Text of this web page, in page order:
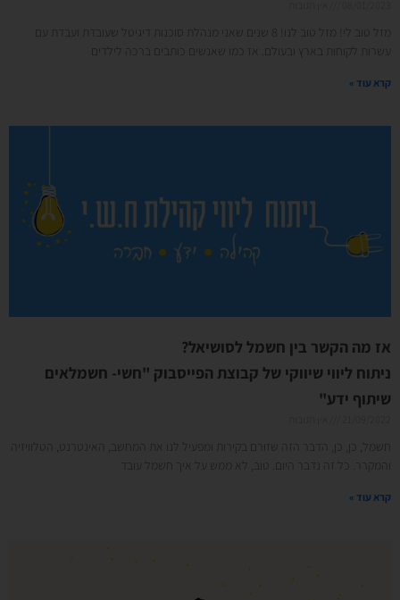
מזל טוב לי! מזל טוב לנו! 8 שנים שאני מנהלת סוכנות דיגיטל שעובדת ועבדת עם
עשרות לקוחות בארץ ובעולם. אז כמו שאנשים כותבים ברכה לילדים
קרא עוד »
אז מה הקשר בין חשמל לסושיאל?
ניתוח ליווי שיווקי של קבוצת הפייסבוק "חשי- חשמלאים
שיתוף ידע"
חשמל, כן, כן, הדבר הזה שזורם בקירות ומפעיל לנו את המחשב, האינטרנט, הטלוויזיה
והמקרר. כל זה נדבר היום. טוב, לא ממש על איך חשמל עובד
קרא עוד »